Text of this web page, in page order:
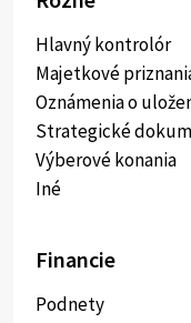
Hlavný kontrolór
Majetkové
Oznámenia o
Strategické
Výberové konania
Iné
Financie
Podnety